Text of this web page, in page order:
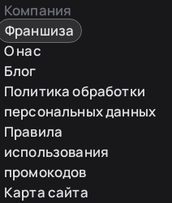
Компания
Франшиза
О нас
Блог
Политика обработки
персональных данных
Правила
использования
промокодов
Карта сайта